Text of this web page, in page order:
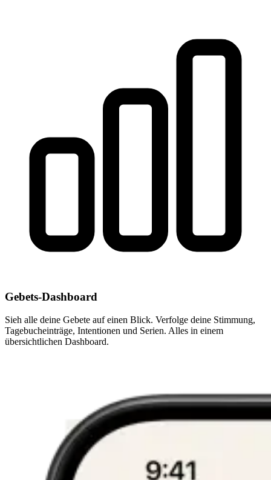
Gebets-Dashboard
Sieh alle deine Gebete auf einen Blick. Verfolge deine Stimmung,
Tagebucheinträge, Intentionen und Serien. Alles in einem
übersichtlichen Dashboard.